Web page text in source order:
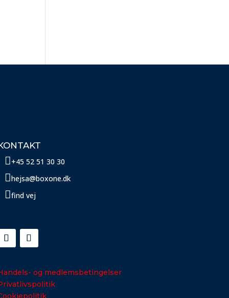
+45 52 51 30 30
hejsa@boxone.dk
find vej
og medlemsbetingelser